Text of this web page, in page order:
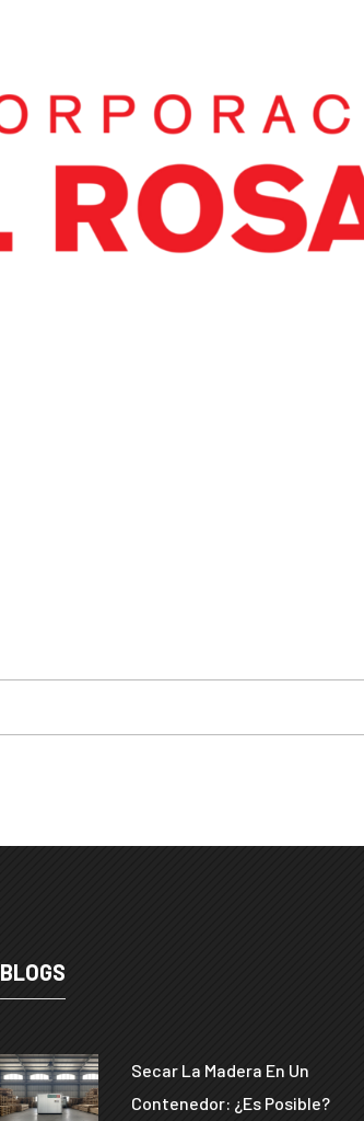
BLOGS
Secar La Madera En Un
Contenedor: ¿es Posible?